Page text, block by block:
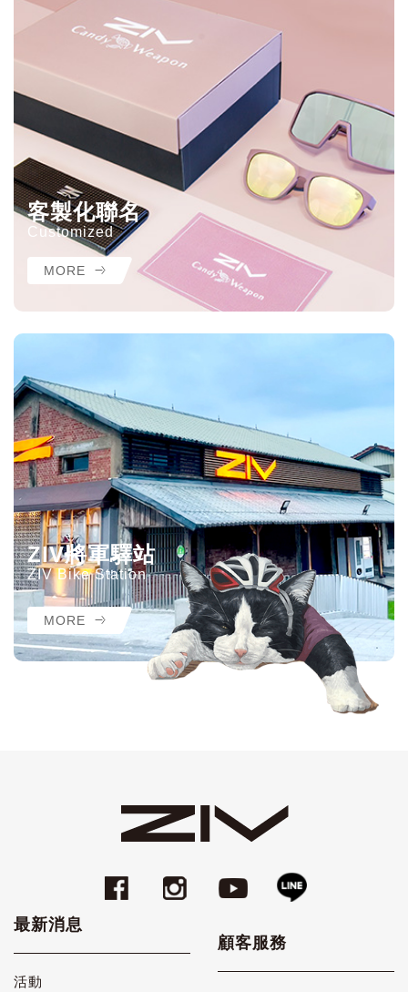
客製化聯名
Customized
MORE
ZIV將軍驛站
ZIV Bike Station
MORE
最新消息
活動
顧客服務